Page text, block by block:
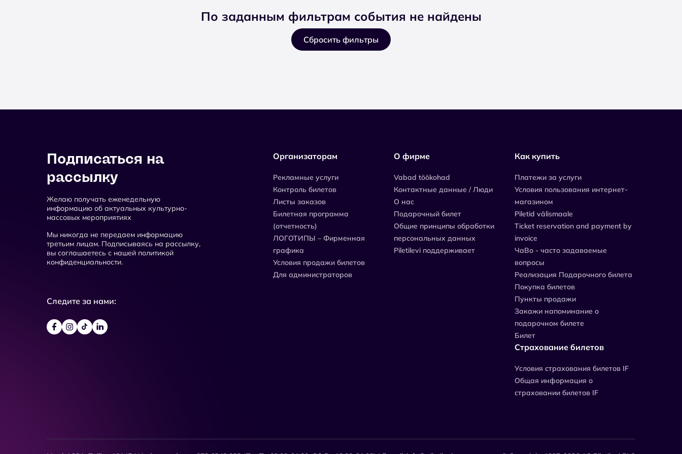
По заданным фильтрам события не найдены
Сбросить фильтры
Подписаться на
рассылку
Желаю получать еженедельную
информацию об актуальных культурно-
массовых мероприятиях
Мы никогда не передаем информацию
третьим лицам. Подписываясь на рассылку,
вы соглашаетесь с нашей политикой
конфиденциальности.
Следите за нами:
Организаторам
Рекламные услуги
Контроль билетов
Листы заказов
Билетная программа
(отчетность)
ЛОГОТИПЫ – Фирменная
графика
Условия продажи билетов
Для администраторов
О фирме
Vabad töökohad
Контактные данные / Люди
О нас
Подарочный билет
Общие принципы обработки
персональных данных
Piletilevi поддерживает
Как купить
Платежи за услуги
Условия пользования интернет-
магазином
Piletid välismaale
Ticket reservation and payment by
invoice
ЧаВо - часто задаваемые
вопросы
Реализация Подарочного билета
Покупка билетов
Пункты продажи
Закажи напоминание о
подарочном билете
Билет
Страхование билетов
Уcловия страхования билетов IF
Общая информация о
страховании билетов IF